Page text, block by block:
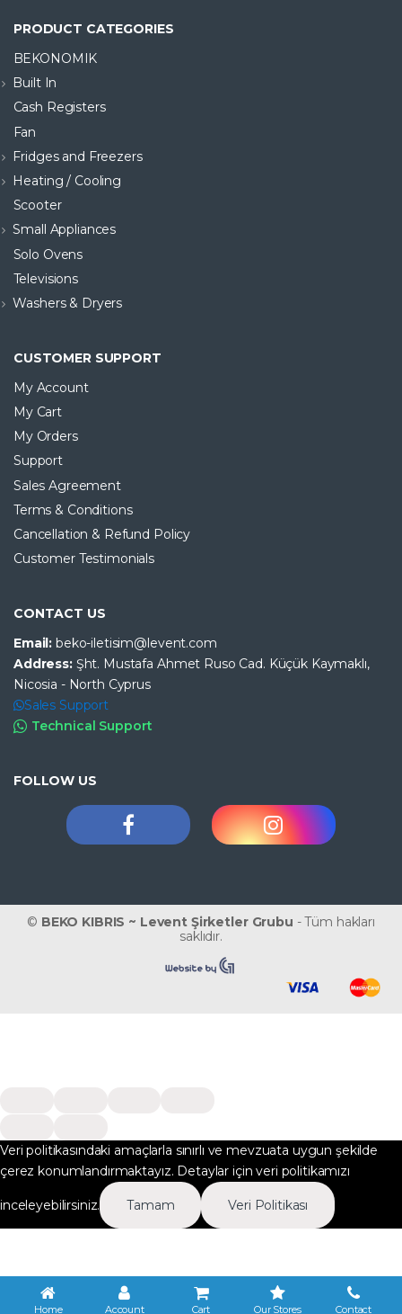
PRODUCT CATEGORIES
BEKONOMIK
Built In
Cash Registers
Fan
Fridges and Freezers
Heating / Cooling
Scooter
Small Appliances
Solo Ovens
Televisions
Washers & Dryers
CUSTOMER SUPPORT
My Account
My Cart
My Orders
Support
Sales Agreement
Terms & Conditions
Cancellation & Refund Policy
Customer Testimonials
CONTACT US
Email:beko-iletisim@levent.com
Address: Şht. Mustafa Ahmet Ruso Cad. Küçük Kaymaklı,
Nicosia - North Cyprus
Sales Support
Technical Support
FOLLOW US
© BEKO KIBRIS ~ Levent Şirketler Grubu - Tüm hakları
saklıdır.
Veri politikasındaki amaçlarla sınırlı ve mevzuata uygun şekilde
çerez konumlandırmaktayız. Detaylar için veri politikamızı
inceleyebilirsiniz. Tamam Veri Politikası
Home Account Cart Our Stores Contact